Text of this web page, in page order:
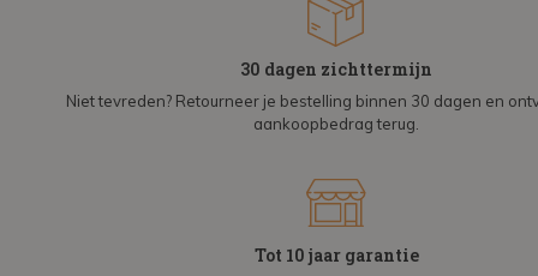
30 dagen zichttermijn
Niet tevreden? Retourneer je bestelling binnen 30 dagen en
aankoopbedrag terug.
Tot 10 jaar garantie